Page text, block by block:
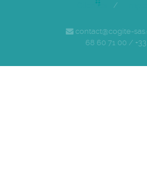
Clientes /
contact@cogite-
68 60 71 00 / +33